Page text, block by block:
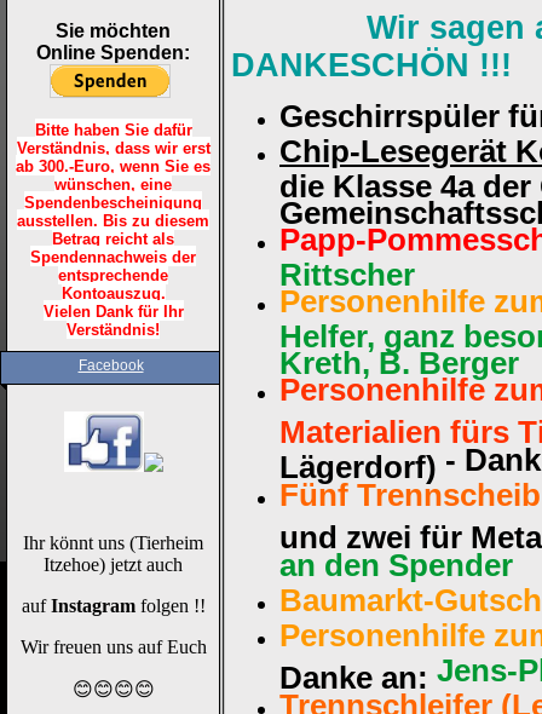
Sie möchten
Online Spenden:
Bitte haben Sie dafür
Verständnis, dass wir erst
ab 300.-Euro, wenn Sie es
wünschen, eine
Spendenbescheinigung
ausstellen. Bis zu diesem
Betrag reicht als
Spendennachweis der
entsprechende
Kontoauszug.
Vielen Dank für Ihr
Verständnis!
Facebook
Ihr könnt uns (Tierheim
Itzehoe) jetzt auch
aufInstagramfolgen !!
Wir freuen uns auf Euch
😊😊😊😊
Wir sagen
DANKESCHÖN !!!
Geschirrspüler
Chip-Lesegerät
die Klasse 4a
Papp-
Rittscher
Personenhilfe
Helfer, ganz
Kreth, B. Berger
Personenhilfe
Materialien fürs
Lägerdorf) -
Fünf
und zwei für
an den Spender
Baumarkt-
Personenhilfe
Danke an: Jens-
Trennschleifer